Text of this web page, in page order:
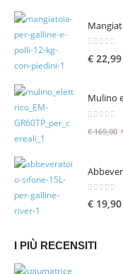
€ 22,99
€169,00
0Su 5
€ 19,90
I PIÙ RECENSITI